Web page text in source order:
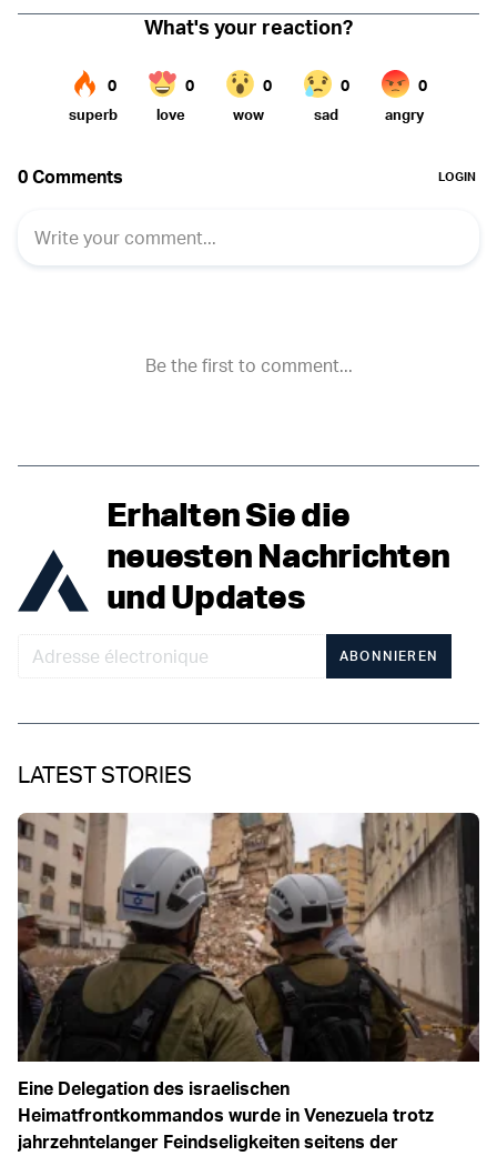
Erhalten Sie die
neuesten Nachrichten
und Updates
ABONNIEREN
LATEST STORIES
Eine Delegation des israelischen
Heimatfrontkommandos wurde in Venezuela trotz
jahrzehntelanger Feindseligkeiten seitens der